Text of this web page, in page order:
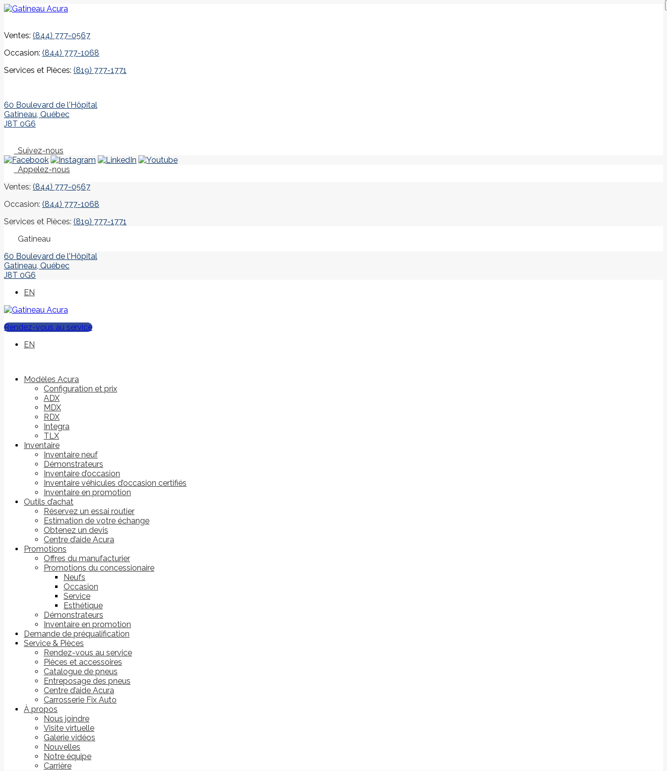
Ventes: (844) 777-0567
Occasion: (844) 777-1068
Services et Pièces: (819) 777-1771
60 Boulevard de l'Hôpital
Gatineau, Québec
J8T 0G6
Suivez-nous
Appelez-nous
Ventes: (844) 777-0567
Occasion: (844) 777-1068
Services et Pièces: (819) 777-1771
Gatineau
60 Boulevard de l'Hôpital
Gatineau, Québec
J8T 0G6
EN
Rendez-vous au service
EN
Modèles Acura
Configuration et prix
ADX
MDX
RDX
Integra
TLX
Inventaire
Inventaire neuf
Démonstrateurs
Inventaire d’occasion
Inventaire véhicules d’occasion certifiés
Inventaire en promotion
Outils d’achat
Réservez un essai routier
Estimation de votre échange
Obtenez un devis
Centre d’aide Acura
Promotions
Offres du manufacturier
Promotions du concessionaire
Neufs
Occasion
Service
Esthétique
Démonstrateurs
Inventaire en promotion
Demande de préqualification
Service & Pièces
Rendez-vous au service
Pièces et accessoires
Catalogue de pneus
Entreposage des pneus
Centre d’aide Acura
Carrosserie Fix Auto
À propos
Nous joindre
Visite virtuelle
Galerie vidéos
Nouvelles
Notre équipe
Carrière